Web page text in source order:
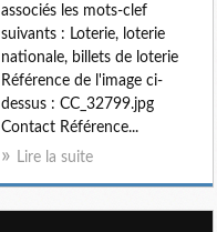
associés les mots-clef
suivants : Loterie, loterie
nationale, billets de loterie
Référence de l'image ci-
dessus : CC_32799.jpg
Contact Référence...
Lire la suite